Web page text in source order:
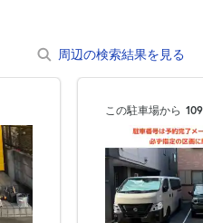
0:00～24:00
月極契約中
0:00～24:00
月極契約中
周辺の検索結果を見る
この駐車場から